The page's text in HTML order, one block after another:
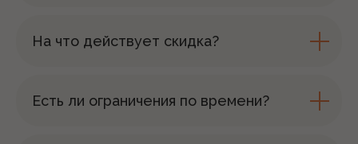
На что действует скидка?
Есть ли ограничения по времени?